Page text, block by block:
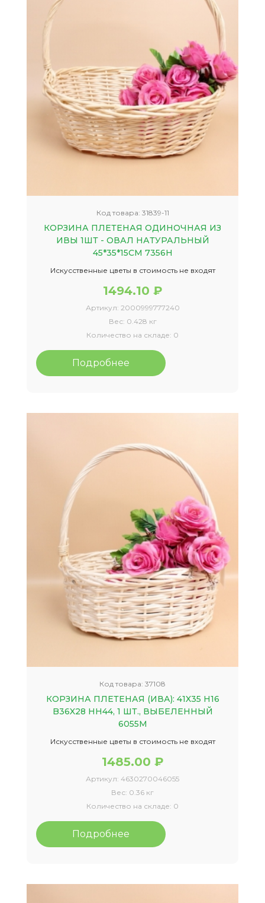
Код товара: 31839-11
КОРЗИНА ПЛЕТЕНАЯ ОДИНОЧНАЯ ИЗ
ИВЫ 1ШТ - ОВАЛ НАТУРАЛЬНЫЙ
45*35*15СМ 7356Н
Искусственные цветы в стоимость не входят
1494.10 ₽
Артикул: 2000999777240
Вес: 0.428 кг
Количество на складе: 0
Подробнее
Код товара: 37108
КОРЗИНА ПЛЕТЕНАЯ (ИВА): 41X35 H16
B36X28 HH44, 1 ШТ., ВЫБЕЛЕННЫЙ
6055М
Искусственные цветы в стоимость не входят
1485.00 ₽
Артикул: 4630270046055
Вес: 0.36 кг
Количество на складе: 0
Подробнее